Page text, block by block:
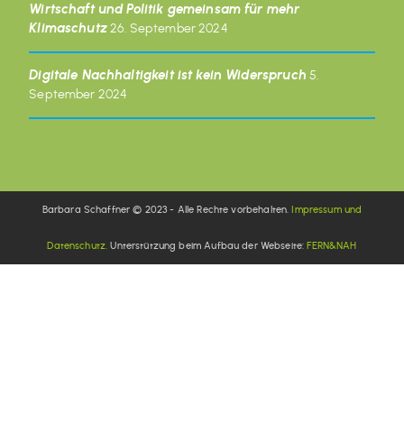
Wirtschaft und Politik gemeinsam für mehr
Klimaschutz26. September 2024
Digitale Nachhaltigkeit ist kein Widerspruch 5.
September 2024
Barbara Schaffner © 2023 - Alle Rechte vorbehalten. Impressum und
Datenschutz. Unterstützung beim Aufbau der Webseite: FERN&NAH